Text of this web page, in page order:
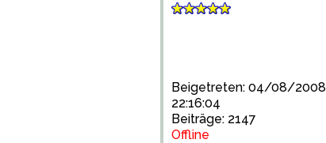
Beigetreten: 04/08/2008
22:16:04
Beiträge: 2147
Offline